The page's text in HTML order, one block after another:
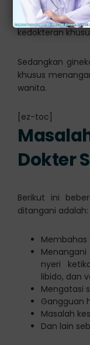
Obstetri dan
berbeda.
kedokteran
Sedangkan
khusus
wanita.
[ez-toc]
Dokter
Berikut ini
ditangani adalah:
nyeri
libido, dan
Mengatasi
Gangguan
Masalah
Dan lain